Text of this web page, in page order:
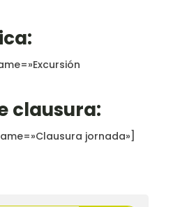
clausura:
jornada»]